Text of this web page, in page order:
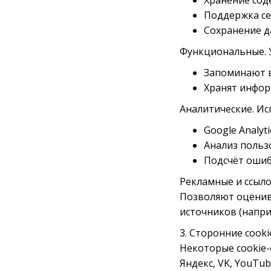
Поддержка
Сохранение
Функциональные.
Запоминают
Хранят
Аналитические.
Google
Анализ
Подсчёт
Рекламные и
Позволяют
источников
3. Сторонние
Некоторые
Яндекс, VK,